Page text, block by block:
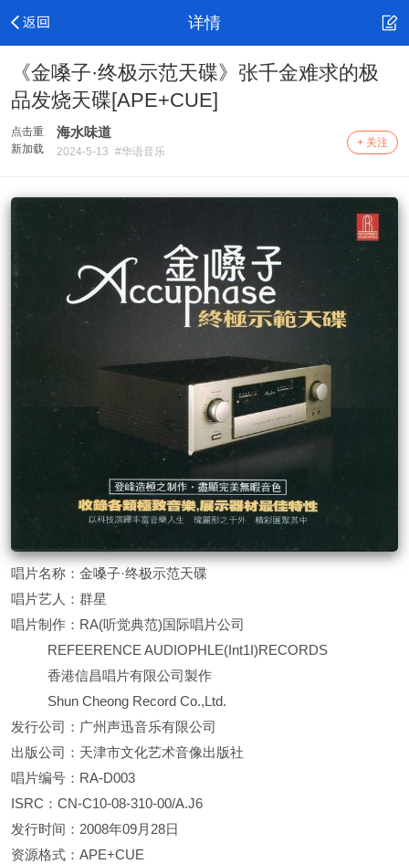
详情
《金嗓子·终极示范天碟》张千金难求的极
品发烧天碟[APE+CUE]
点击重
新加载
海水味道
2024-5-13 #华语音乐
+ 关注
唱片名称：金嗓子·终极示范天碟
唱片艺人：群星
唱片制作：RA(听觉典范)国际唱片公司
REFEERENCE AUDIOPHLE(Int1I)RECORDS
香港信昌唱片有限公司製作
Shun Cheong Record Co.,Ltd.
发行公司：广州声迅音乐有限公司
出版公司：天津市文化艺术音像出版社
唱片编号：RA-D003
ISRC：CN-C10-08-310-00/A.J6
发行时间：2008年09月28日
资源格式：APE+CUE